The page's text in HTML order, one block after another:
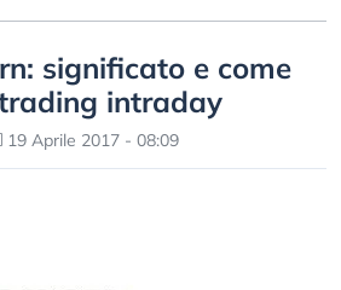
significato e come
intraday
19 Aprile 2017 - 08:09